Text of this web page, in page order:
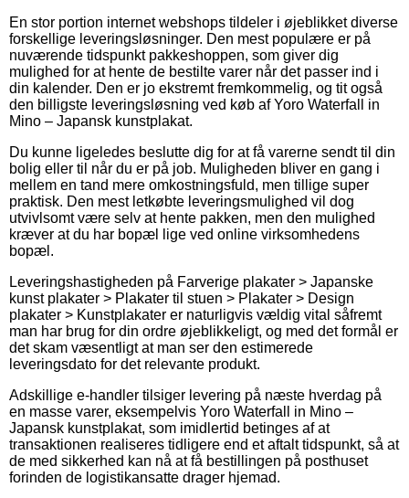
En stor portion internet webshops tildeler i øjeblikket diverse
forskellige leveringsløsninger. Den mest populære er på
nuværende tidspunkt pakkeshoppen, som giver dig
mulighed for at hente de bestilte varer når det passer ind i
din kalender. Den er jo ekstremt fremkommelig, og tit også
den billigste leveringsløsning ved køb af Yoro Waterfall in
Mino – Japansk kunstplakat.
Du kunne ligeledes beslutte dig for at få varerne sendt til din
bolig eller til når du er på job. Muligheden bliver en gang i
mellem en tand mere omkostningsfuld, men tillige super
praktisk. Den mest letkøbte leveringsmulighed vil dog
utvivlsomt være selv at hente pakken, men den mulighed
kræver at du har bopæl lige ved online virksomhedens
bopæl.
Leveringshastigheden på Farverige plakater > Japanske
kunst plakater > Plakater til stuen > Plakater > Design
plakater > Kunstplakater er naturligvis vældig vital såfremt
man har brug for din ordre øjeblikkeligt, og med det formål er
det skam væsentligt at man ser den estimerede
leveringsdato for det relevante produkt.
Adskillige e-handler tilsiger levering på næste hverdag på
en masse varer, eksempelvis Yoro Waterfall in Mino –
Japansk kunstplakat, som imidlertid betinges af at
transaktionen realiseres tidligere end et aftalt tidspunkt, så at
de med sikkerhed kan nå at få bestillingen på posthuset
forinden de logistikansatte drager hjemad.